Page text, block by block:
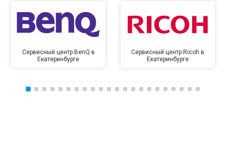
Сервисный центр BenQ в
Екатеринбурге
Сервисный центр Ricoh в
Екатеринбурге